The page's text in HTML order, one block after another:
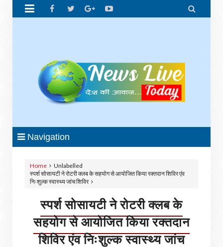
 
Navigation
Home
Unlabelled
स्पर्श सोसायटी ने रोटरी क्लब के सहयोग से आयोजित किया रक्तदान शिविर एंव
निःशुल्क स्वास्थ्य जांच शिविर
स्पर्श सोसायटी ने रोटरी क्लब के
सहयोग से आयोजित किया रक्तदान
शिविर एंव निःशुल्क स्वास्थ्य जांच